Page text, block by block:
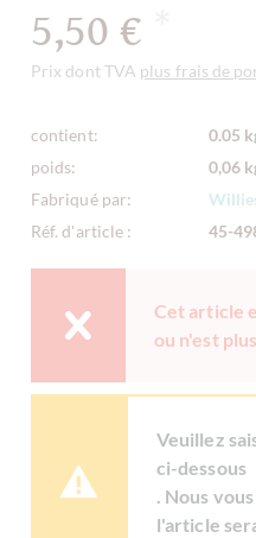
5,50 €
Prix dont TVA plus frais de
contient:
0.05
poids:
0,06
Fabriqué par:
Réf. d'article :
45-
Cet article
ou n'est
Veuillez
ci-dessous
. Nous
l'article